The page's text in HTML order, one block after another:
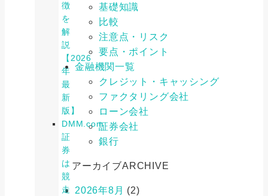
徴
を
解
説
【2026
年
最
新
版】
DMM.com
証
券
は
競
走
基礎知識
比較
注意点・リスク
要点・ポイント
金融機関一覧
クレジット・キャッシング
ファクタリング会社
ローン会社
証券会社
銀行
アーカイブARCHIVE
2026年8月 (2)